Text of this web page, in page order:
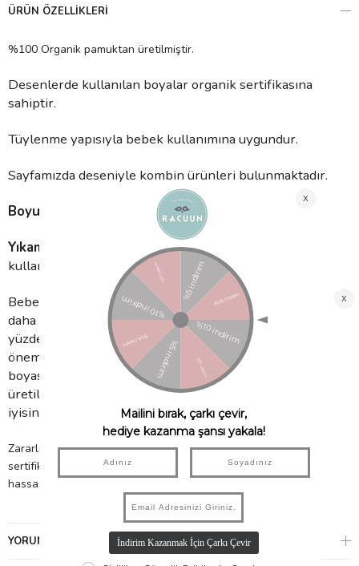
ÜRÜN ÖZELLIKLERI
%100 Organik pamuktan üretilmiştir.
Desenlerde kullanılan boyalar organik sertifikasına
sahiptir.
Tüylenme yapısıyla bebek kullanımına uygundur.
Sayfamızda deseniyle kombin ürünleri bulunmaktadır.
Boyut:
Yıkama Talimatı:
30°'de yıkayınız. Ağartıcı
kullanmayınız. Hassas kurutmada kurutabilirsiniz.
Bebeklerin cildinin yetişkinlere göre neredeyse 10 kat
daha hassas olduğunu biliyor muydunuz? İşte bu
yüzden onların cildine değecek her şeyi daha çok
önemsiyoruz. Zararlı kimyasallardan uzak, pamuğundan
boyasına kadar GOTS sertifikasına uygun olarak
üretilen ürünlerimiz ile bebeğinizin hassas cildi için en
iyisini sunuyoruz.
Zararlı kimyasallardan uzak, pamuğundan boyasına kadar GOTS
sertifikasına uygun olarak üretilen ürünlerimiz ile bebeğinizin
hassas cildi için en iyisini sunuyoruz.
YORUMLAR